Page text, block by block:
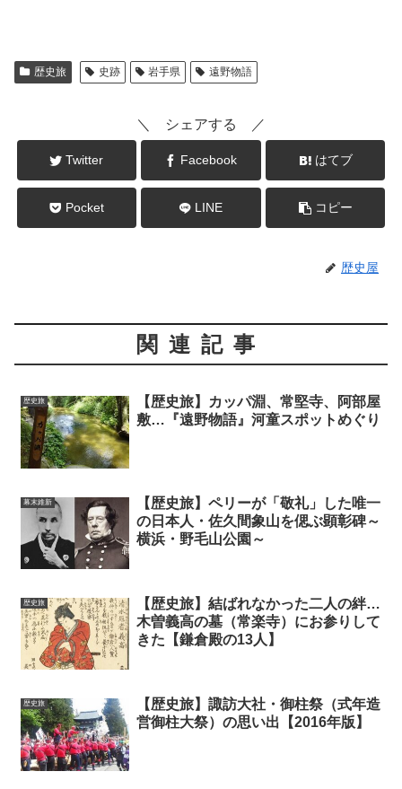
歴史旅 史跡 岩手県 遠野物語
＼ シェアする ／
Twitter Facebook はてブ
Pocket LINE コピー
歴史屋
関連記事
歴史旅
【歴史旅】カッパ淵、常堅寺、阿部屋
敷…『遠野物語』河童スポットめぐり
幕末維新
【歴史旅】ペリーが「敬礼」した唯一
の日本人・佐久間象山を偲ぶ顕彰碑～
横浜・野毛山公園～
歴史旅
【歴史旅】結ばれなかった二人の絆…
木曽義高の墓（常楽寺）にお参りして
きた【鎌倉殿の13人】
歴史旅
【歴史旅】諏訪大社・御柱祭（式年造
営御柱大祭）の思い出【2016年版】